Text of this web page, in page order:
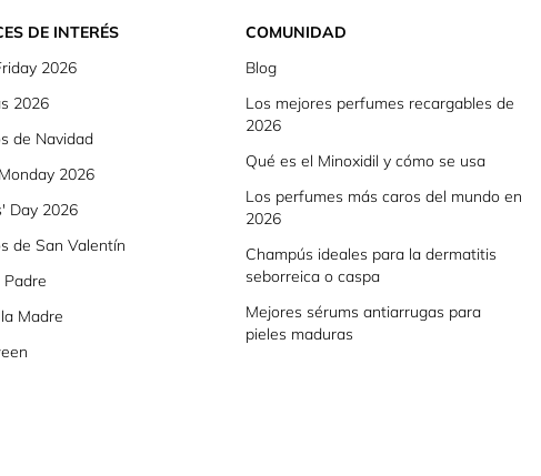
DE INTERÉS
2026
2026
de Navidad
2026
Day 2026
de San Valentín
Padre
Madre
COMUNIDAD
Blog
Los mejores perfumes recargables de
2026
Qué es el Minoxidil y cómo se usa
Los perfumes más caros del mundo en
2026
Champús ideales para la dermatitis
seborreica o caspa
Mejores sérums antiarrugas para
pieles maduras